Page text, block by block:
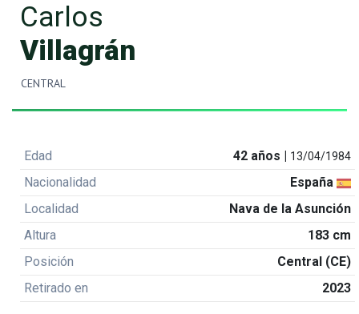
Carlos
Villagrán
CENTRAL
Edad 42 años | 13/04/1984
Nacionalidad
España
Localidad
Nava de la Asunción
Altura
183 cm
Posición
Central (CE)
Retirado en
2023